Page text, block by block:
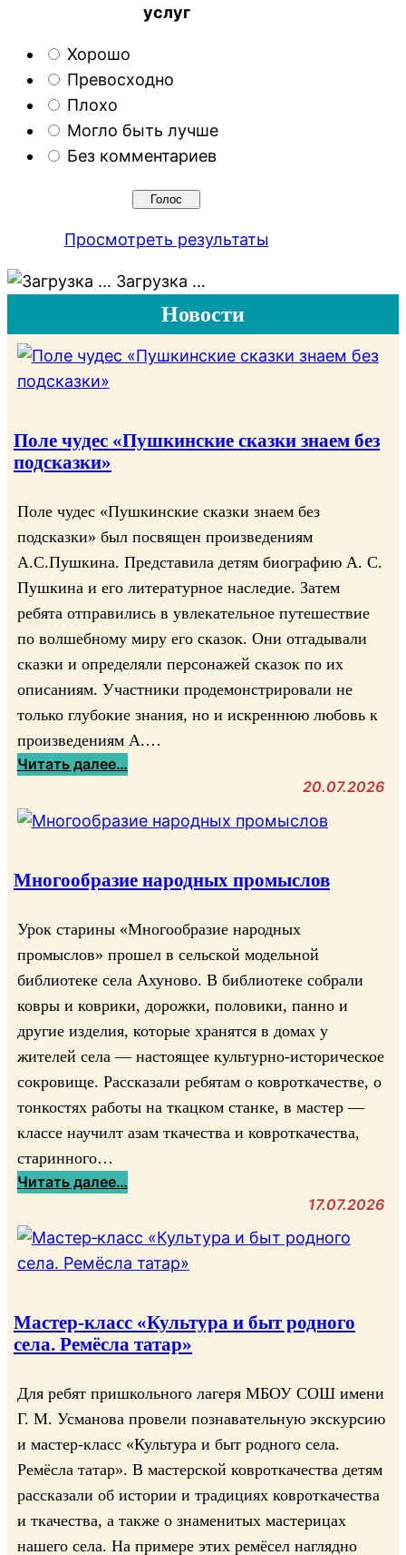
услуг
Хорошо
Превосходно
Плохо
Могло быть лучше
Без комментариев
Просмотреть результаты
Загрузка …
Новости
Поле чудес «Пушкинские сказки знаем без
подсказки»
Поле чудес «Пушкинские сказки знаем без
подсказки» был посвящен произведениям
А.С.Пушкина. Представила детям биографию А. С.
Пушкина и его литературное наследие. Затем
ребята отправились в увлекательное путешествие
по волшебному миру его сказок. Они отгадывали
сказки и определяли персонажей сказок по их
описаниям. Участники продемонстрировали не
только глубокие знания, но и искреннюю любовь к
произведениям А.…
Читать далее…:
л
ч
д
«
П
у
ш
к
и
н
к
и
с
к
к
и
н
а
е
м
б
20.07.2026
Многообразие народных промыслов
Урок старины «Многообразие народных
промыслов» прошел в сельской модельной
библиотеке села Ахуново. В библиотеке собрали
ковры и коврики, дорожки, половики, панно и
другие изделия, которые хранятся в домах у
жителей села — настоящее культурно-историческое
сокровище. Рассказали ребятам о ковроткачестве, о
тонкостях работы на ткацком станке, в мастер —
классе научилт азам ткачества и ковроткачества,
старинного…
Читать далее…
о
г
о
б
и
е
н
а
р
о
17.07.2026
Мастер‑класс «Культура и быт родного
села. Ремёсла татар»
Для ребят пришкольного лагеря МБОУ СОШ имени
Г. М. Усманова провели познавательную экскурсию
и мастер‑класс «Культура и быт родного села.
Ремёсла татар». В мастерской ковроткачества детям
рассказали об истории и традициях ковроткачества
и ткачества, а также о знаменитых мастерицах
нашего села. На примере этих ремёсел наглядно